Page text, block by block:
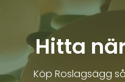
Hitta
Köp Roslagsägg